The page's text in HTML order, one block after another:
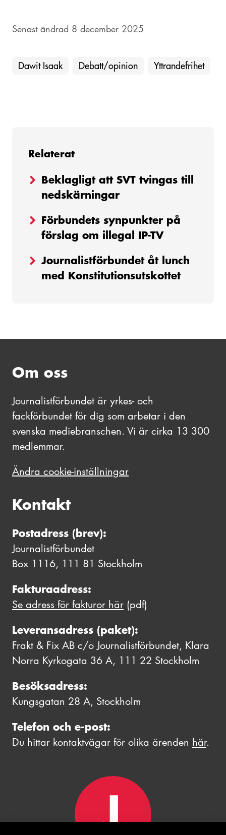
Senast ändrad 8 december 2025
Dawit Isaak Debatt/opinion Yttrandefrihet
Relaterat
Beklagligt att SVT tvingas till
nedskärningar
Förbundets synpunkter på
förslag om illegal IP-TV
Journalistförbundet åt lunch
med Konstitutionsutskottet
Om oss
Journalistförbundet är yrkes- och
fackförbundet för dig som arbetar i den
svenska mediebranschen. Vi är cirka 13 300
medlemmar.
Ändra cookie-inställningar
Kontakt
Postadress (brev):
Journalistförbundet
Box 1116, 111 81 Stockholm
Fakturaadress:
Se adress för fakturor här (pdf)
Leveransadress (paket):
Frakt & Fix AB c/o Journalistförbundet, Klara
Norra Kyrkogata 36 A, 111 22 Stockholm
Besöksadress:
Kungsgatan 28 A, Stockholm
Telefon och e-post:
Du hittar kontaktvägar för olika ärenden här.